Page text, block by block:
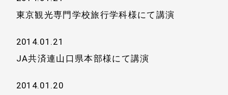
東京観光専門学校旅行学科様にて講演
2014.01.21
JA共済連山口県本部様にて講演
2014.01.20